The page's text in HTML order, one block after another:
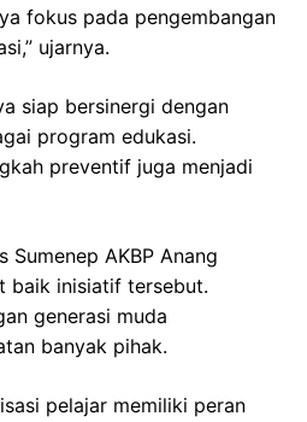
fokus pada pengembangan
ujarnya.
siap bersinergi dengan
program edukasi.
preventif juga menjadi
Sumenep AKBP Anang
baik inisiatif tersebut.
generasi muda
banyak pihak.
pelajar memiliki peran